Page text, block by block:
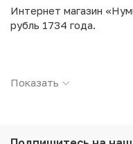
Интернет магазин
рубль 1734 года.
Страна: Российская
Проба: 802
Показать